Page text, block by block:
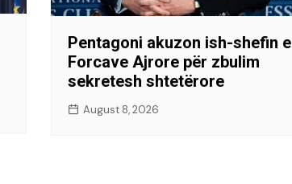
Pentagoni akuzon ish-shefin e
Forcave Ajrore për zbulim
sekretesh shtetërore
August 8, 2026